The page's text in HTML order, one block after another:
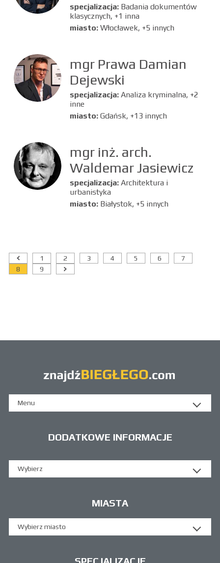
specjalizacja: Badania dokumentów
klasycznych, +1 inna
miasto: Włocławek, +5 innych
mgr Prawa Damian
Dejewski
specjalizacja: Analiza kryminalna, +2
inne
miasto: Gdańsk, +13 innych
mgr inż. arch.
Waldemar Jasiewicz
specjalizacja: Architektura i
urbanistyka
miasto: Białystok, +5 innych
1 2 3 4 5 6
7
8
9
Menu
DODATKOWE INFORMACJE
Wybierz
MIASTA
Wybierz miasto
SPECJALIZACJE